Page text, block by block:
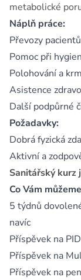
metabolické
Náplň práce:
Převozy
Pomoc při
Polohování a
Asistence
Další podpůrné
Požadavky:
Dobrá fyzická
Aktivní a
Sanitářský kurz
Co Vám
5 týdnů
navíc
Příspěvek na
Příspěvek na
Příspěvek na